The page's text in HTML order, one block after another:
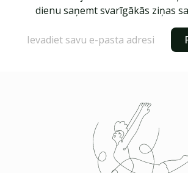
dienu saņemt svarīgākās ziņas